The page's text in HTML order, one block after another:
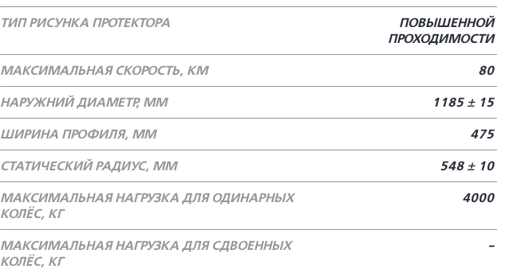
ТИП РИСУНКА ПРОТЕКТОРА
ПОВЫШЕННОЙ
ПРОХОДИМОСТИ
МАКСИМАЛЬНАЯ СКОРОСТЬ, КМ
80
НАРУЖНИЙ ДИАМЕТР, ММ
1185 ± 15
ШИРИНА ПРОФИЛЯ, ММ
475
СТАТИЧЕСКИЙ РАДИУС, ММ
548 ± 10
МАКСИМАЛЬНАЯ НАГРУЗКА ДЛЯ ОДИНАРНЫХ
КОЛЁС, КГ
4000
МАКСИМАЛЬНАЯ НАГРУЗКА ДЛЯ СДВОЕННЫХ
КОЛЁС, КГ
-